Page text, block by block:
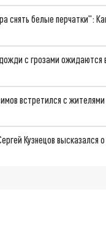
снять белые перчатки":
с грозами ожидаются
встретился с жителями
Кузнецов высказался